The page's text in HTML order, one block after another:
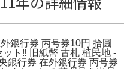
銀行券 丙号券10円 拾圓
ト‼️ 旧紙幣 古札 植民地 -
銀行券 在外銀行券 丙号券